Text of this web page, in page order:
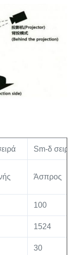
Sm-δ σειρά
Άσπρος
100
1524
30